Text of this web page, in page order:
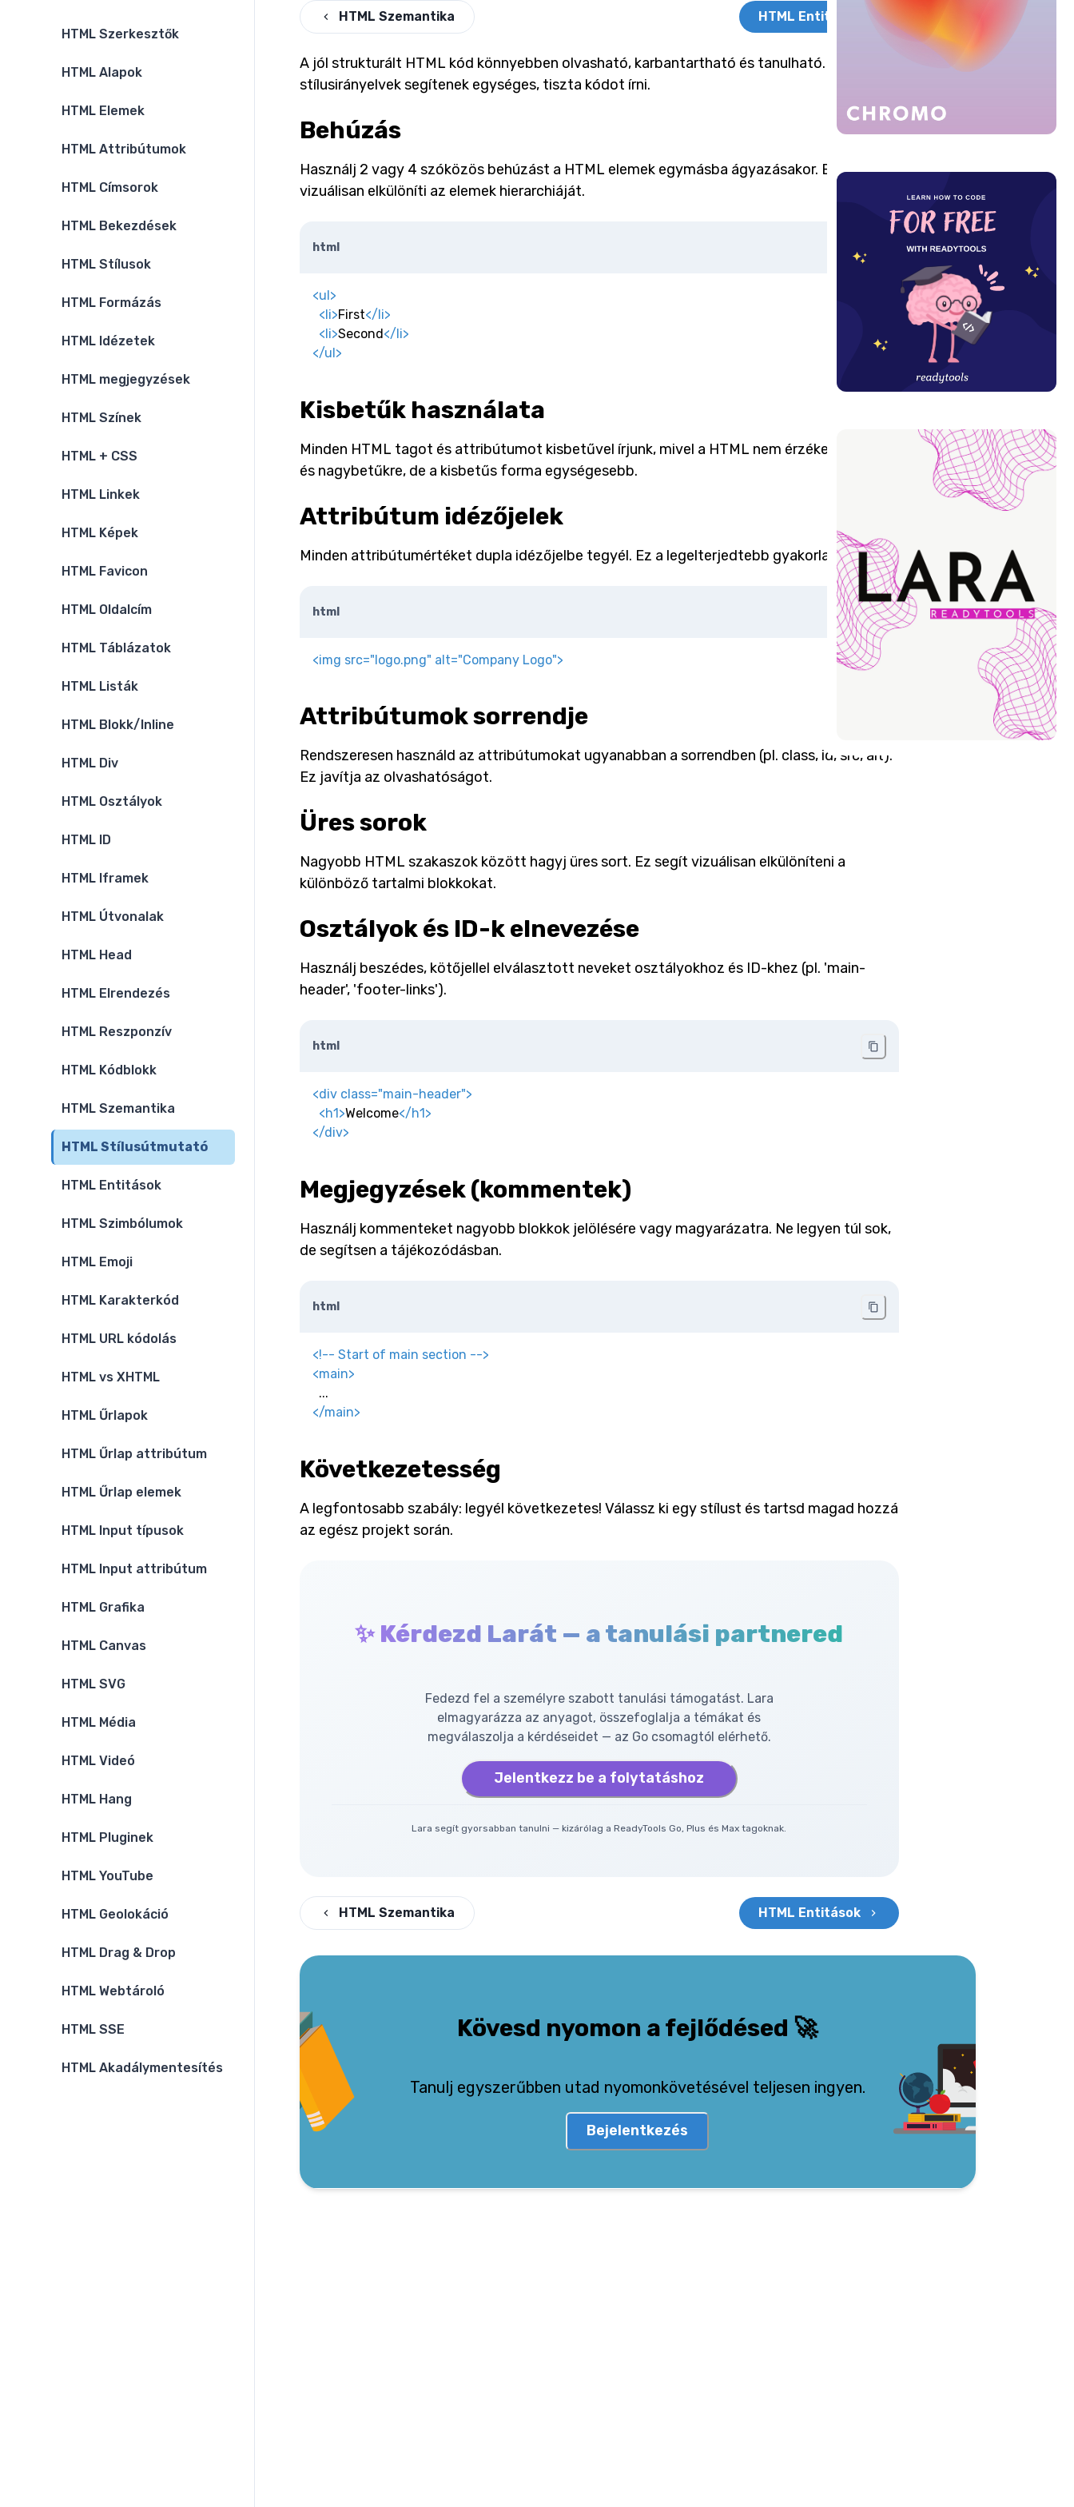
HTML Szerkesztők
HTML Alapok
HTML Elemek
HTML Attribútumok
HTML Címsorok
HTML Bekezdések
HTML Stílusok
HTML Formázás
HTML Idézetek
HTML megjegyzések
HTML Színek
HTML + CSS
HTML Linkek
HTML Képek
HTML Favicon
HTML Oldalcím
HTML Táblázatok
HTML Listák
HTML Blokk/Inline
HTML Div
HTML Osztályok
HTML ID
HTML Iframek
HTML Útvonalak
HTML Head
HTML Elrendezés
HTML Reszponzív
HTML Kódblokk
HTML Szemantika
HTML Stílusútmutató
HTML Entitások
HTML Szimbólumok
HTML Emoji
HTML Karakterkód
HTML URL kódolás
HTML vs XHTML
HTML Űrlapok
HTML Űrlap attribútum
HTML Űrlap elemek
HTML Input típusok
HTML Input attribútum
HTML Grafika
HTML Canvas
HTML SVG
HTML Média
HTML Videó
HTML Hang
HTML Pluginek
HTML YouTube
HTML Geolokáció
HTML Drag & Drop
HTML Webtároló
HTML SSE
HTML Akadálymentesítés
HTML Szemantika HTML Entitások
A jól strukturált HTML kód könnyebben olvasható, karbantartható és tanulható. Az alábbi
stílusirányelvek segítenek egységes, tiszta kódot írni.
Behúzás
Használj 2 vagy 4 szóközös behúzást a HTML elemek egymásba ágyazásakor. Ez
vizuálisan elkülöníti az elemek hierarchiáját.
html
<ul>
<li>First</li>
<li>Second</li>
</ul>
Kisbetűk használata
Minden HTML tagot és attribútumot kisbetűvel írjunk, mivel a HTML nem érzékeny a kis-
és nagybetűkre, de a kisbetűs forma egységesebb.
Attribútum idézőjelek
Minden attribútumértéket dupla idézőjelbe tegyél. Ez a legelterjedtebb gyakorlat.
html
<img src="logo.png" alt="Company Logo">
Attribútumok sorrendje
Rendszeresen használd az attribútumokat ugyanabban a sorrendben (pl. class, id, src, alt).
Ez javítja az olvashatóságot.
Üres sorok
Nagyobb HTML szakaszok között hagyj üres sort. Ez segít vizuálisan elkülöníteni a
különböző tartalmi blokkokat.
Osztályok és ID-k elnevezése
Használj beszédes, kötőjellel elválasztott neveket osztályokhoz és ID-khez (pl. 'main-
header', 'footer-links').
html
<div class="main-header">
<h1 >Welcome</h1 >
</div>
Megjegyzések (kommentek)
Használj kommenteket nagyobb blokkok jelölésére vagy magyarázatra. Ne legyen túl sok,
de segítsen a tájékozódásban.
html
<!-- Start of main section -->
<main>
</main>
Következetesség
A legfontosabb szabály: legyél következetes! Válassz ki egy stílust és tartsd magad hozzá
az egész projekt során.
✨ Kérdezd Larát — a tanulási partnered
Fedezd fel a személyre szabott tanulási támogatást. Lara
elmagyarázza az anyagot, összefoglalja a témákat és
megválaszolja a kérdéseidet — az Go csomagtól elérhető.
Jelentkezz be a folytatáshoz
Lara segít gyorsabban tanulni — kizárólag a ReadyTools Go, Plus és Max tagoknak.
HTML Szemantika HTML Entitások
Kövesd nyomon a fejlődésed 🚀
Tanulj egyszerűbben utad nyomonkövetésével teljesen ingyen.
Bejelentkezés